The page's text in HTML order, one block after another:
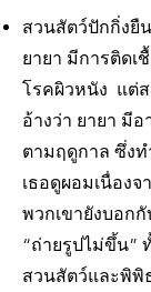
สวนสัตว์ปักกิ่งยื
ยายา มีการติดเ
โรคผิวหนัง แต่
อ้างว่า ยายา มี
ตามฤดูกาล ซึ่ง
เธอดูผอมเนื่องจ
พวกเขายังบอก
“ถ่ายรูปไม่ขึ้น”
สวนสัตว์และพิ